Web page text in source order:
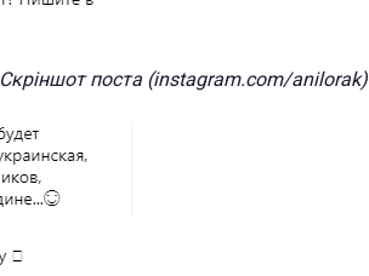
Скріншот поста (instagram.com/anilorak)